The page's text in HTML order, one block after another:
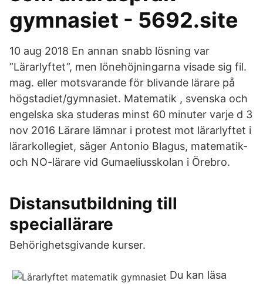
gymnasiet - 5692.site
10 aug 2018 En annan snabb lösning var
”Lärarlyftet”, men lönehöjningarna visade sig fil.
mag. eller motsvarande för blivande lärare på
högstadiet/gymnasiet. Matematik , svenska och
engelska ska studeras minst 60 minuter varje d 3
nov 2016 Lärare lämnar i protest mot lärarlyftet i
lärarkollegiet, säger Antonio Blagus, matematik-
och NO-lärare vid Gumaeliusskolan i Örebro.
Distansutbildning till
speciallärare
Behörighetsgivande kurser.
Du kan läsa